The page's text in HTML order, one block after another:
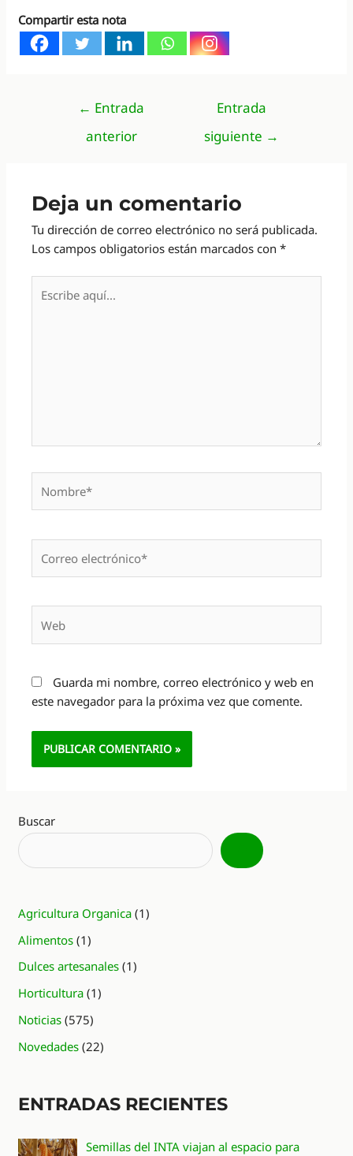
Compartir esta nota
Navegación
entradas
← Entrada
anterior
Entrada
siguiente →
Deja un comentario
Tu dirección de correo electrónico no será publicada.
Los campos obligatorios están marcados con*
aquí...
electrónico*
Guarda mi nombre, correo electrónico y web en
este navegador para la próxima vez que comente.
Buscar
Agricultura Organica (1)
Alimentos (1)
Dulces artesanales (1)
Horticultura (1)
Noticias (575)
Novedades (22)
ENTRADAS RECIENTES
Semillas del INTA viajan al espacio para